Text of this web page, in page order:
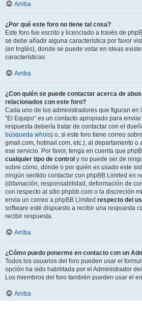
Arriba
¿Por qué este foro no tiene tal cosa?
Este foro fue escrito y licenciado a través de
se debe añadir alguna característica por favor
(en Inglés), donde se puede votar en ideas
características.
Arriba
¿Con quién se puede contactar acerca de
relacionados con este foro?
Cada uno de los administradores que figuran en
“El Equipo” es un contacto apropiado para
respuesta debería tratar de contactar con el
búsqueda whois) o, si este foro tiene correo
gmail.com, hotmail.com, etc.), al departamento o
ese servicio. Por favor, tenga en cuenta que
cualquier tipo de control y no puede ser de
sobre cómo, dónde o por quién es usado este
ningún sentido contactar con phpBB Limited en
(difamación, responsabilidad, deformación de
con respecto al sitio phpbb.com o la discreción
envia un correo a phpBB Limited respecto del
software esté dispuesto a recibir una respuesta
recibir respuesta.
Arriba
¿Cómo puedo ponerme en contacto con un
Todos los usuarios del foro pueden usar el
opción ha sido habilitada por el Administrador
Los miembros del foro también pueden usar el
Arriba